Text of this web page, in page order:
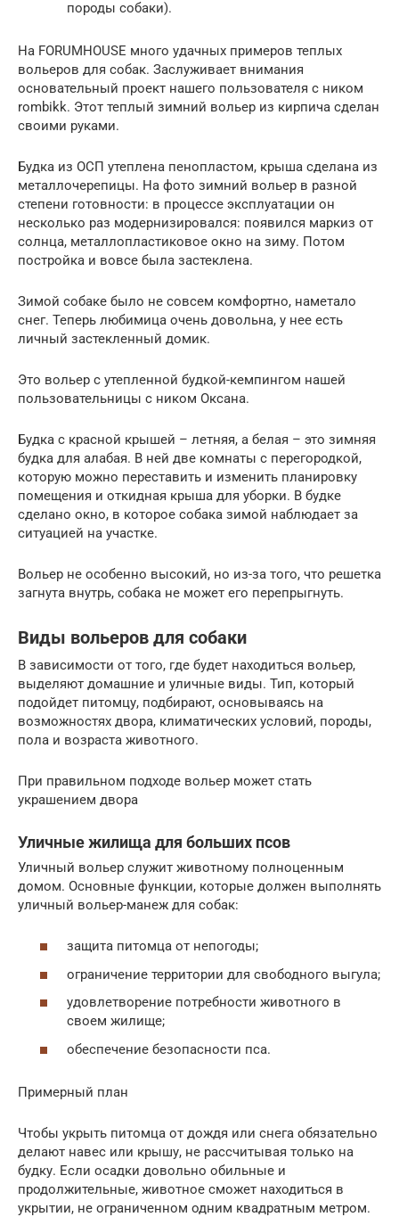
породы собаки).
На FORUMHOUSE много удачных примеров теплых
вольеров для собак. Заслуживает внимания
основательный проект нашего пользователя с ником
rombikk. Этот теплый зимний вольер из кирпича сделан
своими руками.
Будка из ОСП утеплена пенопластом, крыша сделана из
металлочерепицы. На фото зимний вольер в разной
степени готовности: в процессе эксплуатации он
несколько раз модернизировался: появился маркиз от
солнца, металлопластиковое окно на зиму. Потом
постройка и вовсе была застеклена.
Зимой собаке было не совсем комфортно, наметало
снег. Теперь любимица очень довольна, у нее есть
личный застекленный домик.
Это вольер с утепленной будкой-кемпингом нашей
пользовательницы с ником Оксана.
Будка с красной крышей – летняя, а белая – это зимняя
будка для алабая. В ней две комнаты с перегородкой,
которую можно переставить и изменить планировку
помещения и откидная крыша для уборки. В будке
сделано окно, в которое собака зимой наблюдает за
ситуацией на участке.
Вольер не особенно высокий, но из-за того, что решетка
загнута внутрь, собака не может его перепрыгнуть.
Виды вольеров для собаки
В зависимости от того, где будет находиться вольер,
выделяют домашние и уличные виды. Тип, который
подойдет питомцу, подбирают, основываясь на
возможностях двора, климатических условий, породы,
пола и возраста животного.
При правильном подходе вольер может стать
украшением двора
Уличные жилища для больших псов
Уличный вольер служит животному полноценным
домом. Основные функции, которые должен выполнять
уличный вольер-манеж для собак:
защита питомца от непогоды;
ограничение территории для свободного выгула;
удовлетворение потребности животного в
своем жилище;
обеспечение безопасности пса.
Примерный план
Чтобы укрыть питомца от дождя или снега обязательно
делают навес или крышу, не рассчитывая только на
будку. Если осадки довольно обильные и
продолжительные, животное сможет находиться в
укрытии, не ограниченном одним квадратным метром.